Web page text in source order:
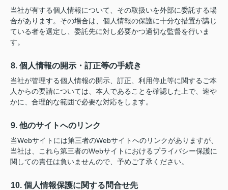
当社が有する個人情報について、その取扱いを外部に委託する場
合があります。その場合は、個人情報の保護に十分な措置が講じ
ている者を選定し、委託先に対し必要かつ適切な監督を行いま
す。
8. 個人情報の開示・訂正等の手続き
当社が管理する個人情報の開示、訂正、利用停止等に関するご本
人からの要請については、本人であることを確認した上で、速や
かに、合理的な範囲で必要な対応をします。
9. 他のサイトへのリンク
当Webサイトには第三者のWebサイトへのリンクがありますが、
当社は、これら第三者のWebサイトにおけるプライバシー保護に
関しての責任は負いませんので、予めご了承ください。
10. 個人情報保護に関する問合せ先